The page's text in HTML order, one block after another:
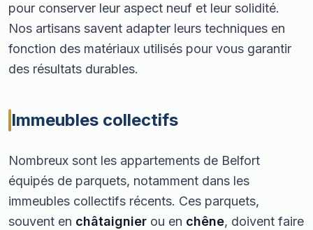
pour conserver leur aspect neuf et leur solidité.
Nos artisans savent adapter leurs techniques en
fonction des matériaux utilisés pour vous garantir
des résultats durables.
Immeubles collectifs
Nombreux sont les appartements de Belfort
équipés de parquets, notamment dans les
immeubles collectifs récents. Ces parquets,
souvent en châtaignier ou en chêne, doivent faire